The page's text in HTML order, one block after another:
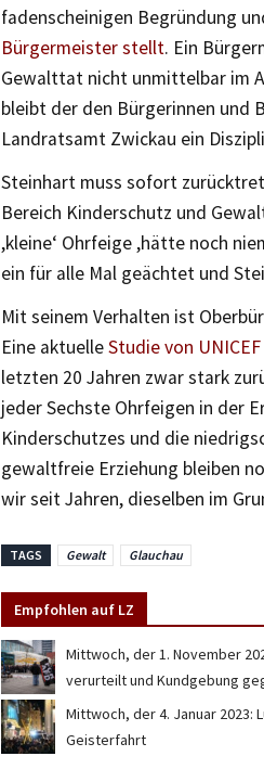
fadenscheinigen Begründung
Bürgermeister stellt. Ein
Gewalttat nicht unmittelbar im
bleibt der den Bürgerinnen und
Landratsamt Zwickau ein
Steinhart muss sofort
Bereich Kinderschutz und
,kleine‘ Ohrfeige ,hätte noch
ein für alle Mal geächtet und
Mit seinem Verhalten ist
Eine aktuelleStudie von UNICEF
letzten 20 Jahren zwar stark
jeder Sechste Ohrfeigen in der
Kinderschutzes und die
gewaltfreie Erziehung bleiben
wir seit Jahren, dieselben im
TAGS Gewalt Glauchau
Empfohlen auf LZ
Mittwoch, der 1. November
verurteilt und Kundgebung
Mittwoch, der 4. Januar 2023:
Geisterfahrt